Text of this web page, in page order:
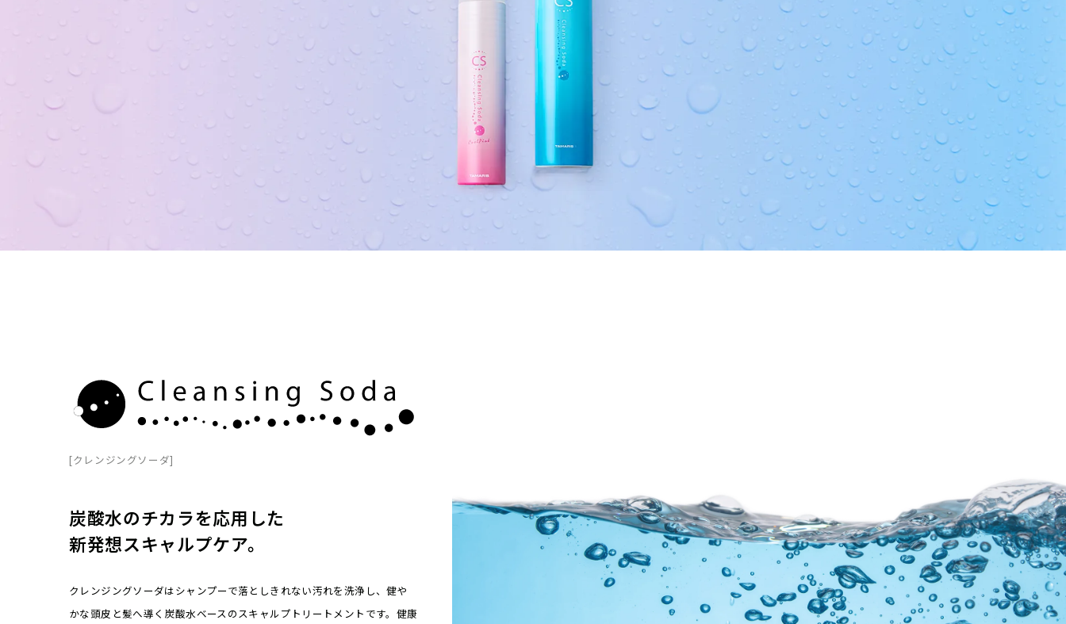
[クレンジングソーダ]
炭酸水のチカラを応用した
新発想スキャルプケア。
クレンジングソーダはシャンプーで落としきれない汚れを洗浄し、健や
かな頭皮と髪へ導く炭酸水ベースのスキャルプトリートメントです。健康